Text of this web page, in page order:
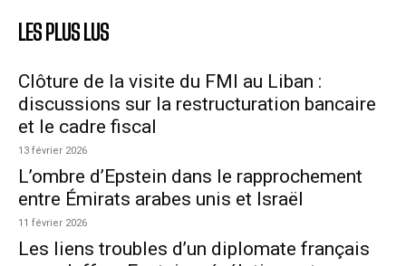
LES PLUS LUS
Clôture de la visite du FMI au Liban :
discussions sur la restructuration bancaire
et le cadre fiscal
13 février 2026
L’ombre d’Epstein dans le rapprochement
entre Émirats arabes unis et Israël
11 février 2026
Les liens troubles d’un diplomate français